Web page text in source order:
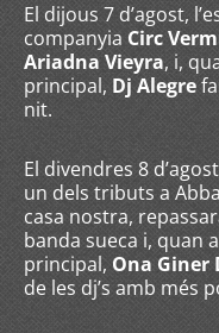
El dijous 7 d’agost,
companyia Circ
Ariadna Vieyra, i,
principal, Dj Alegre
nit.
El divendres 8
un dels tributs a
casa nostra,
banda sueca i, quan
principal, Ona Giner
de les dj’s amb més